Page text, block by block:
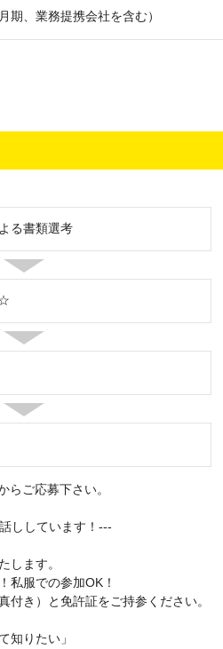
期、業務提携会社を含む）
る書類選考
らご応募下さい。
ししています！---
します。
私服での参加OK！
き）と免許証をご持参ください。
知りたい」